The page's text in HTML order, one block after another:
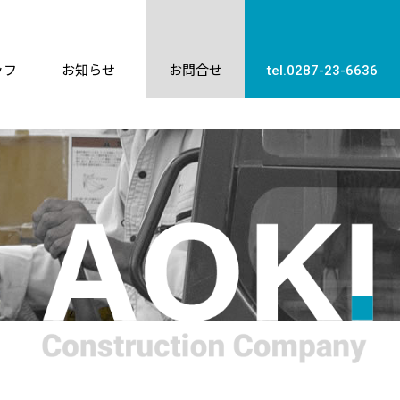
お知らせ お問合せ tel.0287-23-6636